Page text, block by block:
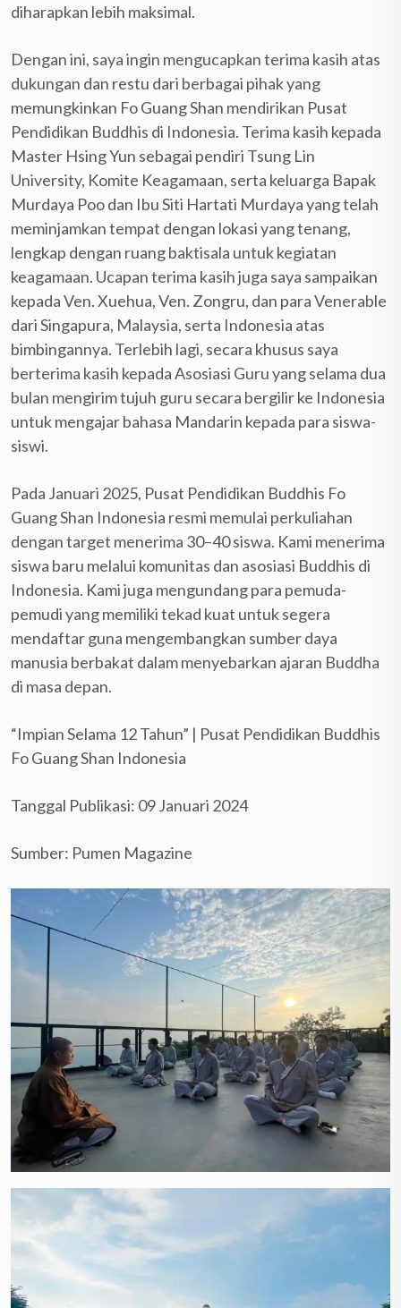
diharapkan lebih maksimal.
Dengan ini, saya ingin mengucapkan terima kasih atas
dukungan dan restu dari berbagai pihak yang
memungkinkan Fo Guang Shan mendirikan Pusat
Pendidikan Buddhis di Indonesia. Terima kasih kepada
Master Hsing Yun sebagai pendiri Tsung Lin
University, Komite Keagamaan, serta keluarga Bapak
Murdaya Poo dan Ibu Siti Hartati Murdaya yang telah
meminjamkan tempat dengan lokasi yang tenang,
lengkap dengan ruang baktisala untuk kegiatan
keagamaan. Ucapan terima kasih juga saya sampaikan
kepada Ven. Xuehua, Ven. Zongru, dan para Venerable
dari Singapura, Malaysia, serta Indonesia atas
bimbingannya. Terlebih lagi, secara khusus saya
berterima kasih kepada Asosiasi Guru yang selama dua
bulan mengirim tujuh guru secara bergilir ke Indonesia
untuk mengajar bahasa Mandarin kepada para siswa-
siswi.
Pada Januari 2025, Pusat Pendidikan Buddhis Fo
Guang Shan Indonesia resmi memulai perkuliahan
dengan target menerima 30–40 siswa. Kami menerima
siswa baru melalui komunitas dan asosiasi Buddhis di
Indonesia. Kami juga mengundang para pemuda-
pemudi yang memiliki tekad kuat untuk segera
mendaftar guna mengembangkan sumber daya
manusia berbakat dalam menyebarkan ajaran Buddha
di masa depan.
“Impian Selama 12 Tahun” | Pusat Pendidikan Buddhis
Fo Guang Shan Indonesia
Tanggal Publikasi: 09 Januari 2024
Sumber: Pumen Magazine